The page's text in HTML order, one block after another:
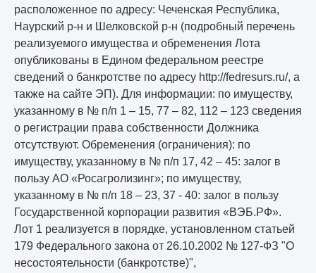
расположенное по адресу: Чеченская Республика,
Наурский р-н и Шелковской р-н (подробный перечень
реализуемого имущества и обременения Лота
опубликованы в Едином федеральном реестре
сведений о банкротстве по адресу http://fedresurs.ru/, а
также на сайте ЭП). Для информации: по имуществу,
указанному в № п/п 1 – 15, 77 – 82, 112 – 123 сведения
о регистрации права собственности Должника
отсутствуют. Обременения (ограничения): по
имуществу, указанному в № п/п 17, 42 – 45: залог в
пользу АО «Росагролизинг»; по имуществу,
указанному в № п/п 18 – 23, 37 - 40: залог в пользу
Государственной корпорации развития «ВЭБ.РФ».
Лот 1 реализуется в порядке, установленном статьей
179 Федерального закона от 26.10.2002 № 127-ФЗ "О
несостоятельности (банкротстве)",